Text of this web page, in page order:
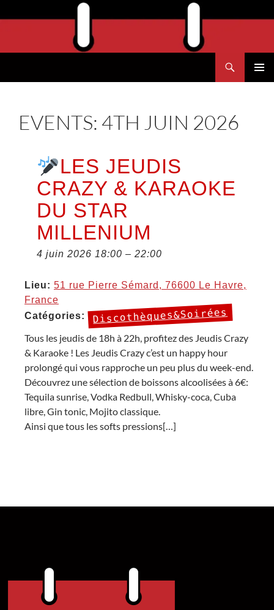
au
EVENTS: 4TH JUIN 2026
LES JEUDIS
CRAZY & KARAOKE
DU STAR
MILLENIUM
4 juin 2026 18:00 – 22:00
Lieu: 51 rue Pierre Sémard, 76600 Le Havre,
France
Catégories:
Discothèques&Soirées
Tous les jeudis de 18h à 22h, profitez des Jeudis Crazy
& Karaoke ! Les Jeudis Crazy c’est un happy hour
prolongé qui vous rapproche un peu plus du week-end.
Découvrez une sélection de boissons alcoolisées à 6€:
Tequila sunrise, Vodka Redbull, Whisky-coca, Cuba
libre, Gin tonic, Mojito classique.
Ainsi que tous les softs pressions[…]